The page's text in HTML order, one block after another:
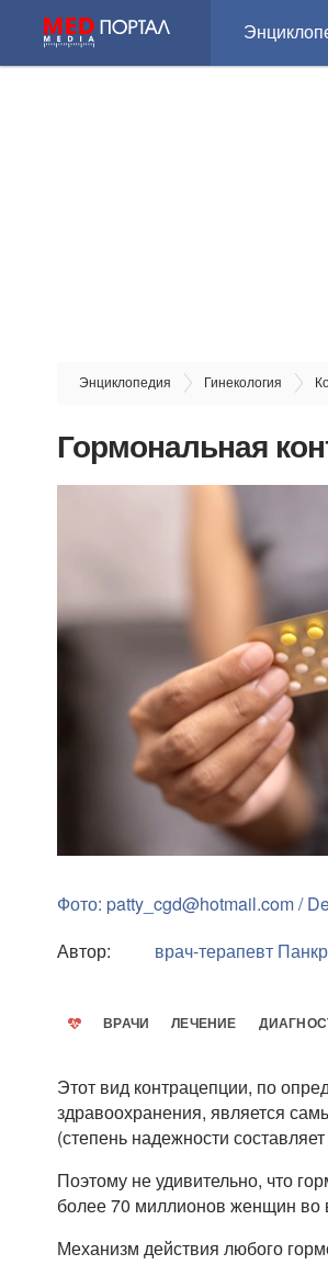
Энциклопедия Гинекология
Гормональная
Фото: patty_cgd@hotmail.com /
Автор:
врач-терапевт
ВРАЧИ ЛЕЧЕНИЕ
Этот вид контрацепции, по
здравоохранения, является
(степень надежности
Поэтому не удивительно, что
более 70 миллионов женщин во
Механизм действия любого